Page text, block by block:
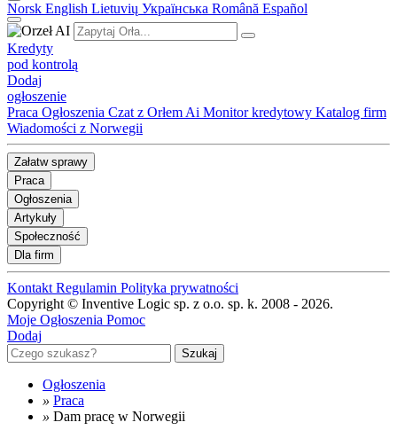
Norsk English Lietuvių Українська Română Español
Kredyty
pod kontrolą
Dodaj
ogłoszenie
Praca Ogłoszenia Czat z Orłem Ai Monitor kredytowy Katalog firm
Wiadomości z Norwegii
Załatw sprawy
Praca
Ogłoszenia
Artykuły
Społeczność
Dla firm
Kontakt Regulamin Polityka prywatności
Copyright © Inventive Logic sp. z o.o. sp. k. 2008 - 2026.
Moje Ogłoszenia Pomoc
Dodaj
Ogłoszenia
» Praca
» Dam pracę w Norwegii